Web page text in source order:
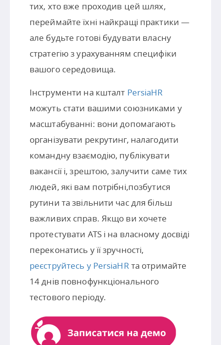
тих, хто вже проходив цей шлях,
переймайте їхні найкращі практики —
але будьте готові будувати власну
стратегію з урахуванням специфіки
вашого середовища.
Інструменти на кшталт PersiaHR
можуть стати вашими союзниками у
масштабуванні: вони допомагають
організувати рекрутинг, налагодити
командну взаємодію, публікувати
вакансії і, зрештою, залучити саме тих
людей, які вам потрібні,позбутися
рутини та звільнити час для більш
важливих справ. Якщо ви хочете
протестувати ATS і на власному досвіді
переконатись у її зручності,
реєструйтесь у PersiaHR та отримайте
14 днів повнофункціонального
тестового періоду.